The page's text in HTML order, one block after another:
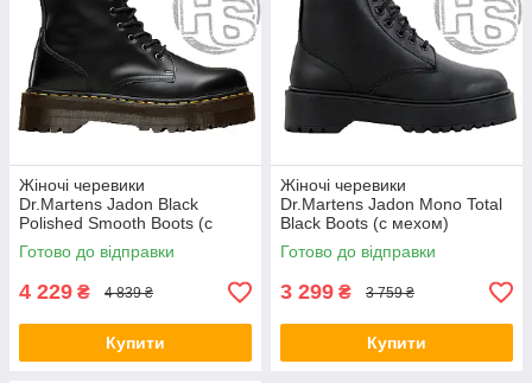
Жіночі черевики
Dr.Martens Jadon Black
Polished Smooth Boots (с
мехом) 15265001
Готово до відправки
4 229 ₴ 4 839 ₴
Купити
Жіночі черевики
Dr.Martens Jadon Mono Total
Black Boots (с мехом)
Готово до відправки
3 299 ₴ 3 759 ₴
Купити